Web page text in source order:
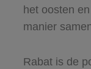
het oosten
manier
Rabat is de